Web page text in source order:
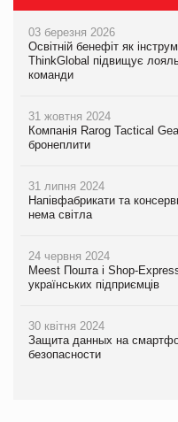
03 березня 2026
Освітній бенефіт як
ThinkGlobal підвищує
команди
31 жовтня 2024
Компанія Rarog Tactical
бронеплити
31 липня 2024
Напівфабрикати та
нема світла
24 червня 2024
Meest Пошта і Shop-
українських підприємців
30 квітня 2024
Защита данных на
безопасности